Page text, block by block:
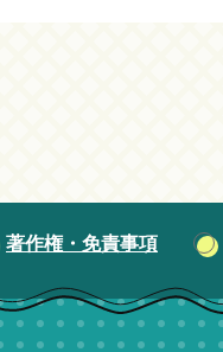
著作権・免責事項